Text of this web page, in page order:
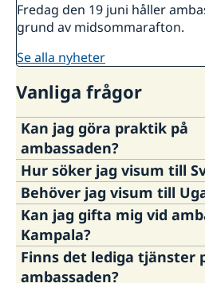
Fredag den 19 juni håller
grund av midsommarafton.
se alla nyheter
Vanliga frågor
Kan jag göra praktik på
ambassaden?
Ja, om du är inskriven vid
universitet och praktiken
studieprogram kan du
utrikesförvaltningen.
tar regelbundet emot
Hur söker jag visum till
Från och med den 1
Sveriges ambassad i
medborgare samt från
Behöver jag visum till
Ja, svenska medborgare
Uganda.
Kan jag gifta mig vid
Kampala?
Nej, ambassaden i Kampala
Finns det lediga tjänster
ambassaden?